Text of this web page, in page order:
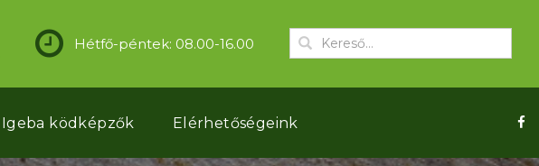
Hétfő-péntek: 08.00-16.00
Igeba ködképzők Elérhetőségeink